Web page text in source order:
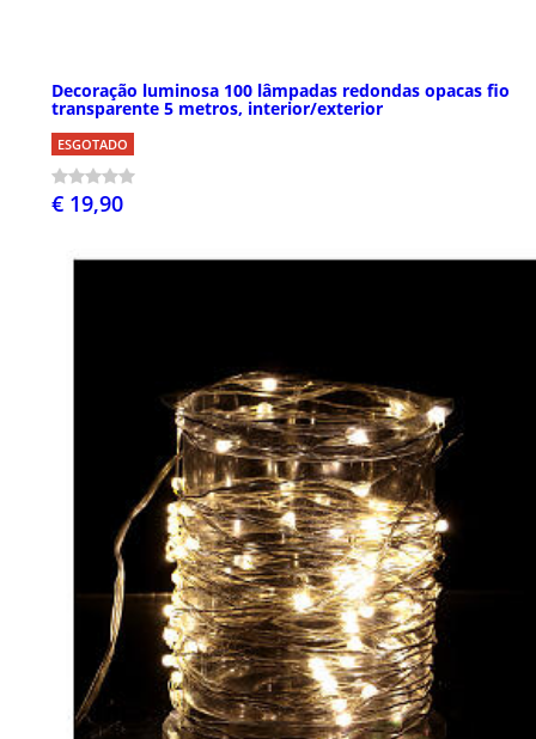
Decoração luminosa 100 lâmpadas redondas opacas fio
transparente 5 metros, interior/exterior
ESGOTADO
€ 19,90